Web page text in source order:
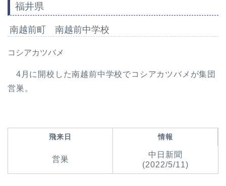
福井県
南越前町 南越前中学校
コシアカツバメ
4月に開校した南越前中学校でコシアカツバメが集団
営巣。
飛来日 情報
営巣
中日新聞
(2022/5/11)